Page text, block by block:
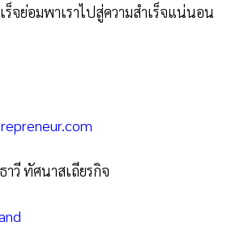
ร็จย่อมพาเราไปสู่ความสำเร็จแน่นอน
าวี ทัศนาสเถียรกิจ